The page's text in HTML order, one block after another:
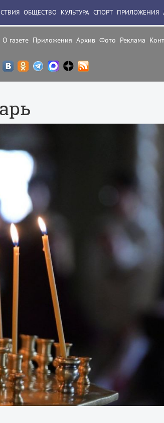
О газете Приложения Архив Фото Реклама
ОБЩЕСТВО КУЛЬТУРА СПОРТ ПРИЛОЖЕНИЯ